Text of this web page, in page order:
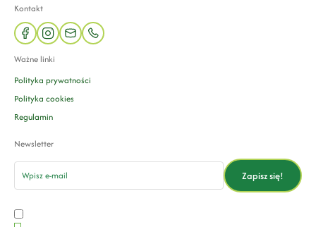
Kontakt
facebookinstagram
mail phone
Ważne linki
Polityka prywatności
Polityka cookies
Regulamin
Newsletter
email
Zapisz się!